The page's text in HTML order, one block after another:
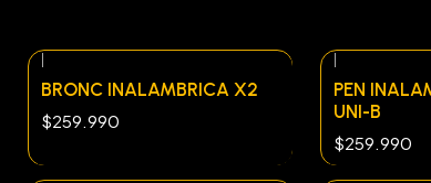
BRONC INALAMBRICA X2
$259.990
PEN
UNI-B
$259.990